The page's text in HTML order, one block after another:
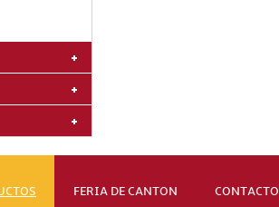
FERIA DE CANTON CONTACTO